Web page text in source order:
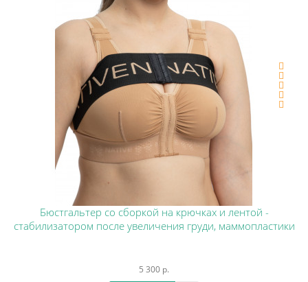
Бюстгальтер со сборкой на крючках и лентой -
стабилизатором после увеличения груди, маммопластики
5 300 р.